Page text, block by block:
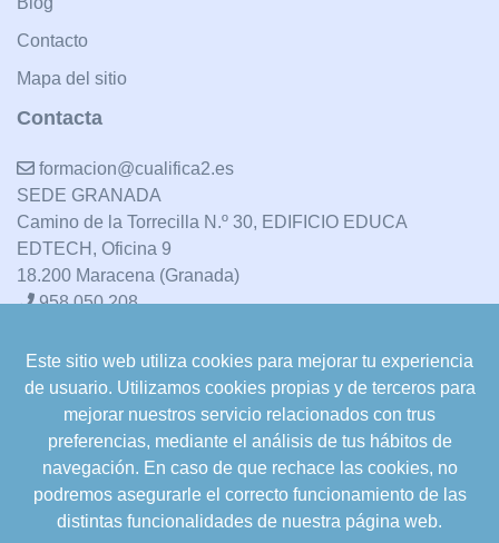
Contacto
Mapa del sitio
Contacta
formacion@cualifica2.es
SEDE GRANADA
Camino de la Torrecilla N.º 30, EDIFICIO EDUCA
EDTECH, Oficina 9
18.200 Maracena (Granada)
958 050 208
formacion@cualifica2.es
SEDE POZO ALCÓN
Pol. Ind. "La Asomadilla",
Nave 5-6 y anexos
23485 Pozo Alcón (Jaén)
958 050 208
958 991 970
Este sitio web utiliza cookies para mejorar tu experiencia
de usuario. Utilizamos cookies propias y de terceros para
mejorar nuestros servicio relacionados con trus
preferencias, mediante el análisis de tus hábitos de
navegación. En caso de que rechace las cookies, no
podremos asegurarle el correcto funcionamiento de las
distintas funcionalidades de nuestra página web.